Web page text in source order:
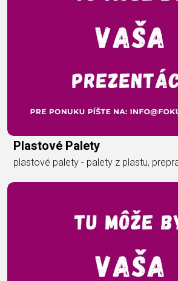
Plastové Palety
plastové palety - palety z plastu,